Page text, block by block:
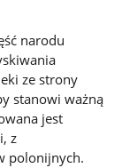
narodu
ze strony
stanowi ważną
jest
z
polonijnych.